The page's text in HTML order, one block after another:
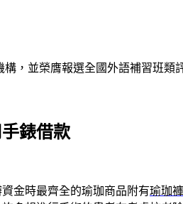
，並榮膺報選全國外語補習班類
錶借款
金時最齊全的瑜珈商品附有瑜珈褲